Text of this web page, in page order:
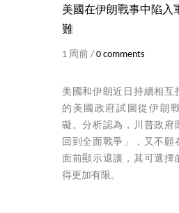
美國在伊朗戰事中陷入
難
1 周前 /0 comments
美國和伊朗近日持續相互
的美國政府試圖從伊朗
礙。分析認為，川普政府
回到全面戰爭」，又不願
面前顯示退讓，其可選擇
得更加有限。